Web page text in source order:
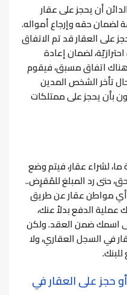
أن يحجز على عقار
لضمان حقه وإرجاع أمواله.
على العقار قد تم الاتفاق
لضمان إعادة
اتفاق مسبق، فيقوم
تأخر الشخص المدين
بأن يحجز على ممتلكات
لشراء عقار، فيتم وضع
حتى رد المبلغ للمُقرِض..
أي مواطن عقار عن طريق
عملية الدفع بدلاً عنك،
اسمك ضمن العقد. ولكن
في السجل العقاري، ولا
حجز على العقار في